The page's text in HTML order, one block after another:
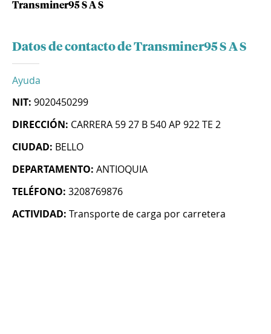
Transminer95 S A S
Datos de contacto de Transminer95 S A S
Ayuda
NIT: 9020450299
DIRECCIÓN: CARRERA 59 27 B 540 AP 922 TE 2
CIUDAD: BELLO
DEPARTAMENTO: ANTIOQUIA
TELÉFONO: 3208769876
ACTIVIDAD: Transporte de carga por carretera